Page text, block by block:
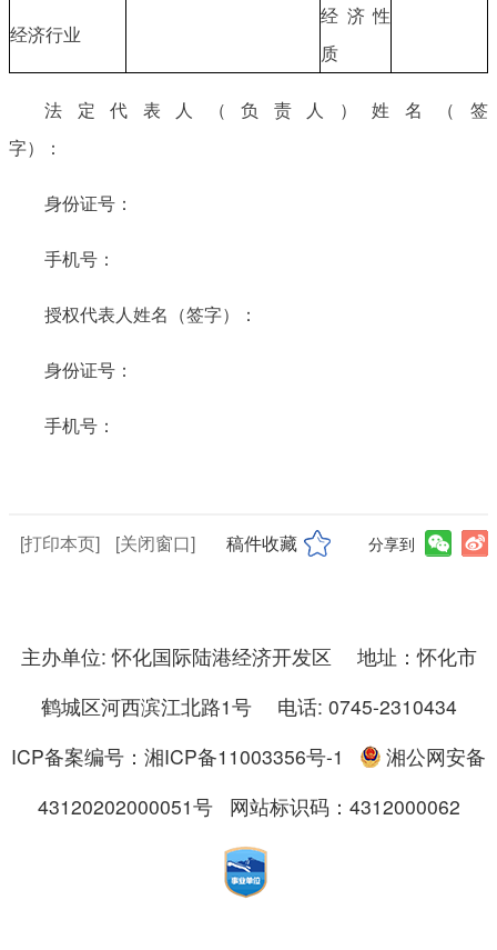
经济行业
经济性
质
法定代表人（负责人）姓名（签
字）：
身份证号：
手机号：
授权代表人姓名（签字）：
身份证号：
手机号：
[打印本页] [关闭窗口] 稿件收藏 分享到
主办单位: 怀化国际陆港经济开发区 地址：怀化市
鹤城区河西滨江北路1号 电话: 0745-2310434
ICP备案编号：湘ICP备11003356号-1
湘公网安备
43120202000051号
网站标识码：4312000062